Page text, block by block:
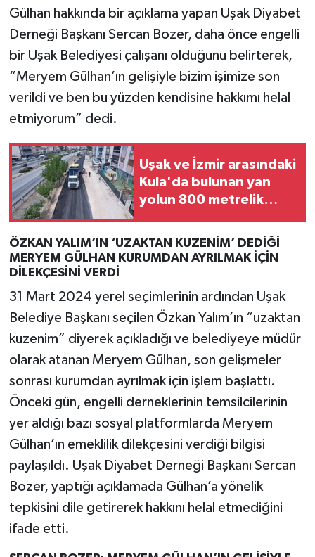
Gülhan hakkında bir açıklama yapan Uşak Diyabet
Derneği Başkanı Sercan Bozer, daha önce engelli
bir Uşak Belediyesi çalışanı olduğunu belirterek,
“Meryem Gülhan’ın gelişiyle bizim işimize son
verildi ve ben bu yüzden kendisine hakkımı helal
etmiyorum” dedi.
Uşak ve İzmir arasındaki
Kula'da bulunan yan
yolun 800 metrelik
ÖZKAN YALIM’IN ‘UZAKTAN KUZENİM’ DEDİĞİ
MERYEM GÜLHAN KURUMDAN AYRILMAK İÇİN
DİLEKÇESİNİ VERDİ
31 Mart 2024 yerel seçimlerinin ardından Uşak
Belediye Başkanı seçilen Özkan Yalım’ın “uzaktan
kuzenim” diyerek açıkladığı ve belediyeye müdür
olarak atanan Meryem Gülhan, son gelişmeler
sonrası kurumdan ayrılmak için işlem başlattı.
Önceki gün, engelli derneklerinin temsilcilerinin
yer aldığı bazı sosyal platformlarda Meryem
Gülhan’ın emeklilik dilekçesini verdiği bilgisi
paylaşıldı. Uşak Diyabet Derneği Başkanı Sercan
Bozer, yaptığı açıklamada Gülhan’a yönelik
tepkisini dile getirerek hakkını helal etmediğini
ifade etti.